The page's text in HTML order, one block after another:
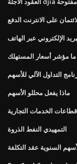
على الانترنت الدفع
الإلكتروني عبر الهاتف
ما مؤشر أسعار المستهلك
التداول الآلي للأسهم
ماذا يفعل محللو الأسهم
قطاعات الخدمات التجارية
التمهيدي النفط الذروة
السنوية عقد التكلفة